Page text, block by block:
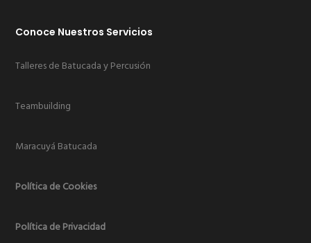
Conoce Nuestros Servicios
Talleres de Batucada y Percusión
Teambuilding
Maracuyá Batucada
Política de Cookies
Política de Privacidad